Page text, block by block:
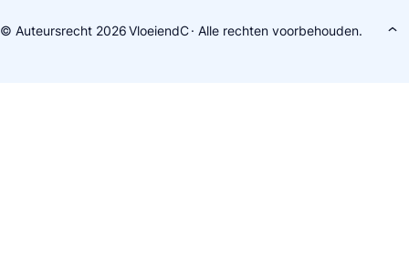
© Auteursrecht 2026VloeiendC· Alle rechten voorbehouden.